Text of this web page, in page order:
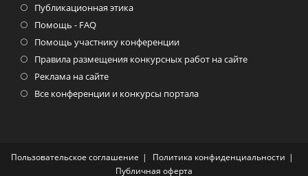
Публикационная этика
Помощь - FAQ
Помощь участнику конференции
Правила размещения конкурсных работ на сайте
Реклама на сайте
Все конференции и конкурсы портала
Пользовательское соглашение
Политика конфиденциальности
Публичная оферта